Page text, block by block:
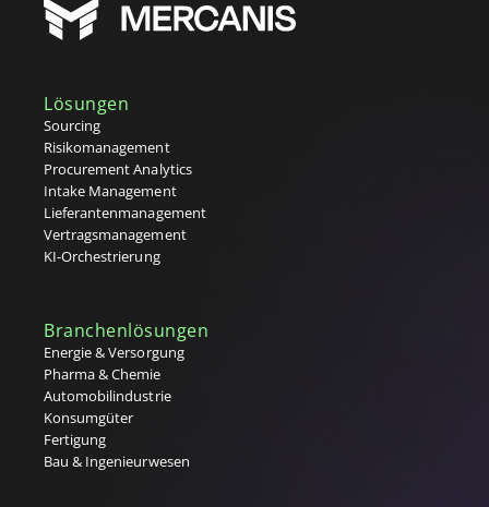
Lösungen
Sourcing
Risikomanagement
Procurement Analytics
Intake Management
Lieferantenmanagement
Vertragsmanagement
KI-Orchestrierung
Branchenlösungen
Energie & Versorgung
Pharma & Chemie
Automobilindustrie
Konsumgüter
Fertigung
Bau & Ingenieurwesen